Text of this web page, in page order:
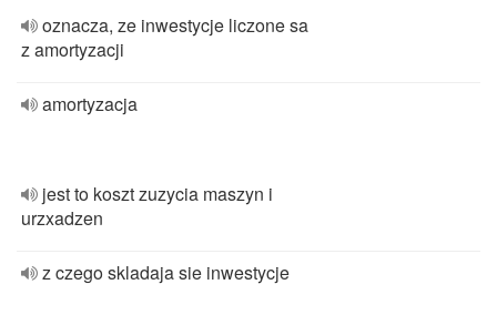
oznacza, ze inwestycje liczone sa
z amortyzacji
amortyzacja
jest to koszt zuzycia maszyn i
urzxadzen
z czego skladaja sie inwestycje